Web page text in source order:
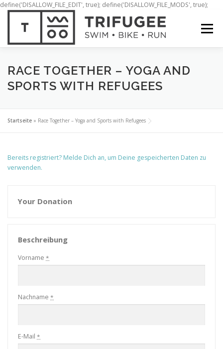
define('DISALLOW_FILE_EDIT', true); define('DISALLOW_FILE_MODS', true);
Zum
springen
Menü
ÜBER UNS MITMACHEN! BLOG
RACE TOGETHER – YOGA AND
SPORTS WITH REFUGEES
Startseite » Race Together – Yoga and Sports with Refugees
Bereits registriert? Melde Dich an, um Deine gespeicherten Daten zu
verwenden.
Your Donation
Beschreibung
Vorname *
Nachname *
E-Mail *